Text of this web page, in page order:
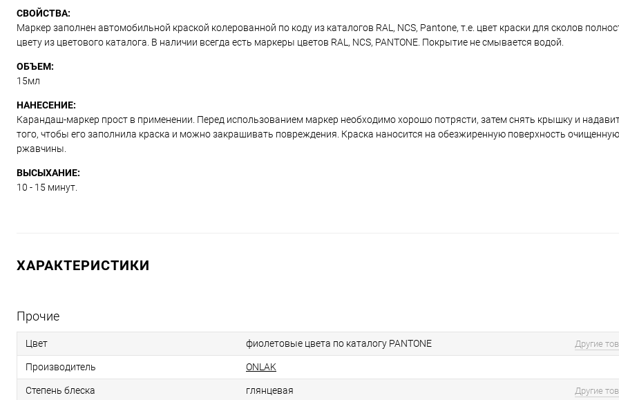
СВОЙСТВА:
Маркер заполнен автомобильной краской колерованной по коду из каталогов RAL, NCS, Pantone, т.е. цвет краски для сколов
цвету из цветового каталога. В наличии всегда есть маркеры цветов RAL, NCS, PANTONE. Покрытие не смывается водой.
ОБЪЕМ:
15мл
НАНЕСЕНИЕ:
Карандаш-маркер прост в применении. Перед использованием маркер необходимо хорошо потрясти, затем снять крышку и
того, чтобы его заполнила краска и можно закрашивать повреждения. Краска наносится на обезжиренную поверхность
ржавчины.
ВЫСЫХАНИЕ:
10 - 15 минут.
ХАРАКТЕРИСТИКИ
Прочие
Цвет фиолетовые цвета по каталогу PANTONE Другие
Производитель ONLAK
Степень блеска глянцевая Другие